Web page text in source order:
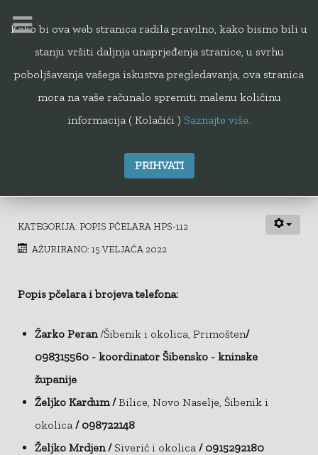
Šibensko-kninska županija
KATEGORIJA: POPIS PČELARA HPS-112
AŽURIRANO: 15 VELJAČA 2022
Popis pčelara i brojeva telefona:
Žarko Peran/Šibenik i okolica, Primošten/
098315560 - koordinator Šibensko - kninske
županije
Željko Kardum /Bilice, Novo Naselje, Šibenik i
okolica / 098722148
Željko Mrdjen / Siverić i okolica / 0915292180
Kako bi ova web stranica radila pravilno, kako bismo bili u
stanju vršiti daljnja unaprjeđenja stranice, u svrhu
poboljšavanja vašega iskustva pregledavanja, ova stranica
mora na vaše računalo spremiti malenu količinu
informacija ( Kolačići ) Saznajte više.
PRIHVATI